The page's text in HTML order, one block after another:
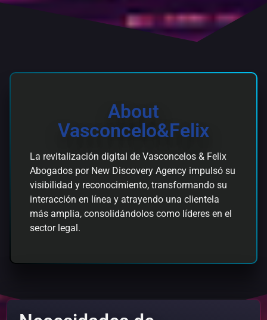
About
Vasconcelo&Felix
La revitalización digital de Vasconcelos & Felix
Abogados por New Discovery Agency impulsó su
visibilidad y reconocimiento, transformando su
interacción en línea y atrayendo una clientela
más amplia, consolidándolos como líderes en el
sector legal.